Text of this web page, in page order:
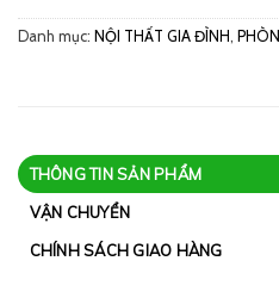
Danh mục: NỘI THẤT GIA ĐÌNH,
THÔNG TIN SẢN PHẨM
VẬN CHUYỂN
CHÍNH SÁCH GIAO HÀNG